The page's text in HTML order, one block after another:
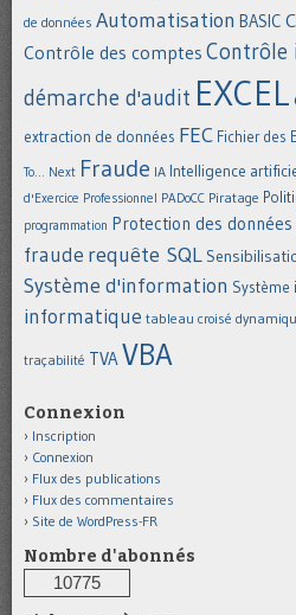
de données Automatisation BASIC
Contrôle des comptes Contrôle
démarche d'audit EXCEL
extraction de données FEC Fichier des
To... Next Fraude IA Intelligence
d'Exercice Professionnel PADoCC Piratage
programmation Protection des données
fraude requête SQL
Système d'information Système
informatique tableau croisé
traçabilité TVA VBA
Connexion
Inscription
Connexion
Flux des publications
Flux des commentaires
Site de WordPress-FR
Nombre d'abonnés
10775